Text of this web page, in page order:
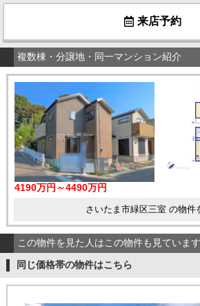
来店予約
複数棟・分譲地・同一マンション紹介
4190万円～4490万円
さいたま市緑区三室 の物件
この物件を見た人はこの物件も見ています
同じ価格帯の物件はこちら